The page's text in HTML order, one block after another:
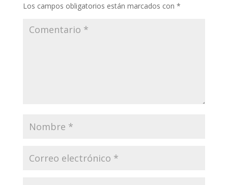
Los campos obligatorios están marcados con *